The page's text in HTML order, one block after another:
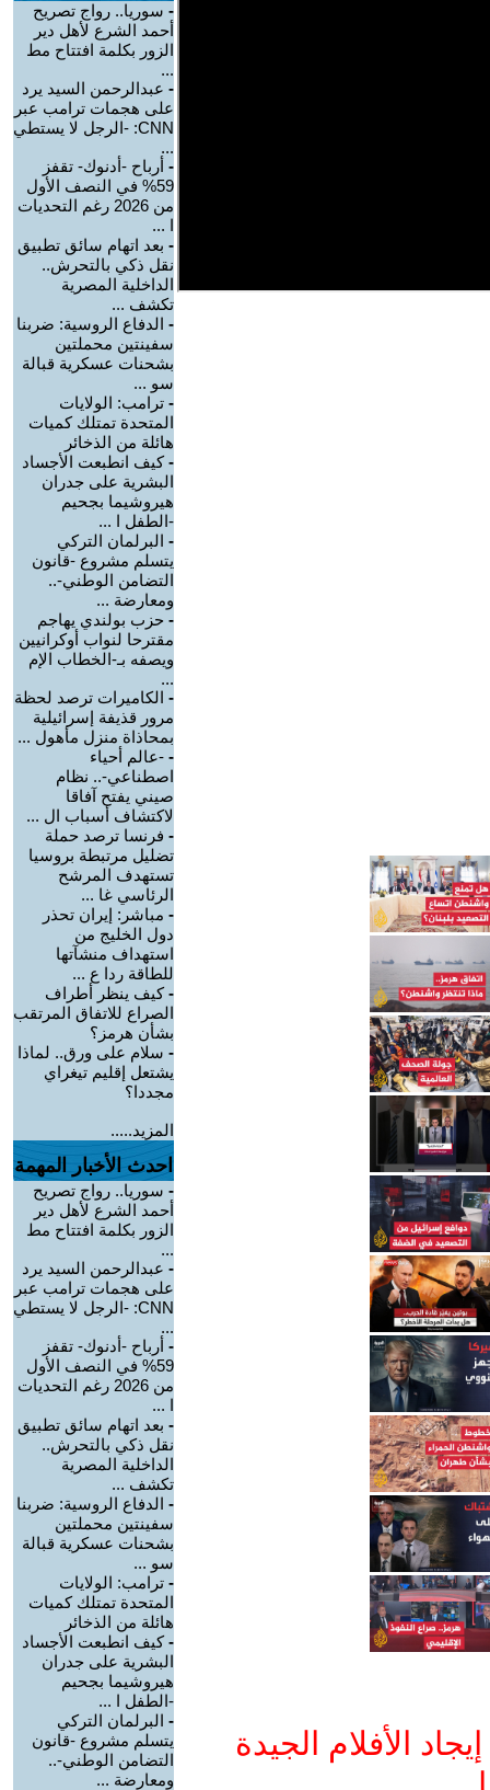
الأفلام الجيدة
- سوريا.. رواج تصريح
أحمد الشرع لأهل دير
الزور بكلمة افتتاح مط
...
- عبدالرحمن السيد يرد
على هجمات ترامب عبر
CNN: -الرجل لا يستطي
...
- أرباح -أدنوك- تقفز
59% في النصف الأول
من 2026 رغم التحديات
ا ...
- بعد اتهام سائق تطبيق
نقل ذكي بالتحرش..
الداخلية المصرية
تكشف ...
- الدفاع الروسية: ضربنا
سفينتين محملتين
بشحنات عسكرية قبالة
سو ...
- ترامب: الولايات
المتحدة تمتلك كميات
هائلة من الذخائر
-كيف انطبعت الأجساد
البشرية على جدران
هيروشيما بجحيم
-الطفل ا ...
- البرلمان التركي
يتسلم مشروع -قانون
التضامن الوطني-..
ومعارضة ...
- حزب بولندي يهاجم
مقترحا لنواب أوكرانيين
ويصفه بـ-الخطاب الإم
...
- الكاميرات ترصد لحظة
مرور قذيفة إسرائيلية
بمحاذاة منزل مأهول ...
- -عالم أحياء
اصطناعي-.. نظام
صيني يفتح آفاقا
لاكتشاف أسباب ال ...
- فرنسا ترصد حملة
تضليل مرتبطة بروسيا
تستهدف المرشح
الرئاسي غا ...
- مباشر: إيران تحذر
دول الخليج من
استهداف منشآتها
للطاقة ردا ع ...
-كيف ينظر أطراف
الصراع للاتفاق المرتقب
بشأن هرمز؟
- سلام على ورق.. لماذا
يشتعل إقليم تيغراي
مجددا؟
المزيد.....
احدث الأخبار المهمة
- سوريا.. رواج تصريح
أحمد الشرع لأهل دير
الزور بكلمة افتتاح مط
...
- عبدالرحمن السيد يرد
على هجمات ترامب عبر
CNN: -الرجل لا يستطي
...
- أرباح -أدنوك- تقفز
59% في النصف الأول
من 2026 رغم التحديات
ا ...
- بعد اتهام سائق تطبيق
نقل ذكي بالتحرش..
الداخلية المصرية
تكشف ...
- الدفاع الروسية: ضربنا
سفينتين محملتين
بشحنات عسكرية قبالة
سو ...
- ترامب: الولايات
المتحدة تمتلك كميات
هائلة من الذخائر
-كيف انطبعت الأجساد
البشرية على جدران
هيروشيما بجحيم
-الطفل ا ...
- البرلمان التركي
يتسلم مشروع -قانون
التضامن الوطني-..
ومعارضة ...